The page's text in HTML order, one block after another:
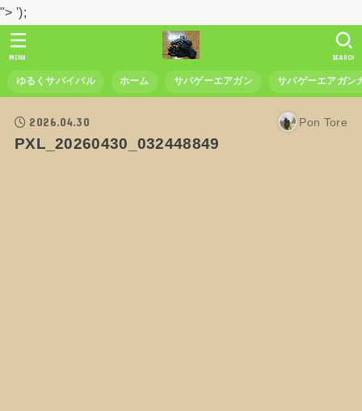
"> ');
ゆるくサバイバル ホーム サバゲーエアガン サバゲーエアガン
SEARCH
MENU
2026.04.30 Pon Tore
PXL_20260430_032448849